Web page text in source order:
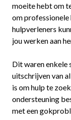
moeite hebt om
om professionele
hulpverleners
jou werken aan
Dit waren enkele
uitschrijven van
is om hulp te
ondersteuning
met een